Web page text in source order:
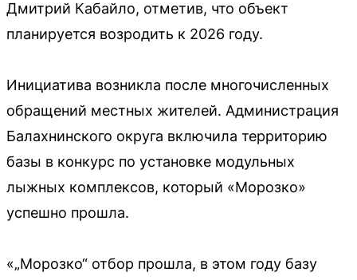
Дмитрий Кабайло, отметив, что объект
планируется возродить к 2026 году.
Инициатива возникла после многочисленных
обращений местных жителей. Администрация
Балахнинского округа включила территорию
базы в конкурс по установке модульных
лыжных комплексов, который «Морозко»
успешно прошла.
«„Морозко“ отбор прошла, в этом году базу